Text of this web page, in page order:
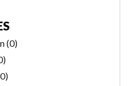
(0)
)
0)